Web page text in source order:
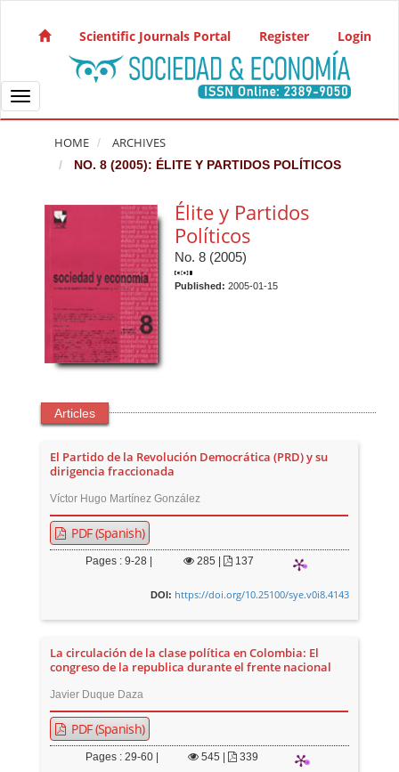
Main Navigation
Main Content
Sidebar
Scientific Journals Portal Register Login
Toggle navigation
HOME ARCHIVES
NO. 8 (2005): ÉLITE Y PARTIDOS POLÍTICOS
Élite y Partidos
Políticos
No. 8 (2005)
Published: 2005-01-15
Articles
El Partido de la Revolución Democrática (PRD) y su
dirigencia fraccionada
Víctor Hugo Martínez González
PDF (Spanish)
Pages : 9-28 | 285 | 137
DOI: https://doi.org/10.25100/sye.v0i8.4143
La circulación de la clase política en Colombia: El
congreso de la republica durante el frente nacional
Javier Duque Daza
PDF (Spanish)
Pages : 29-60 | 545 | 339